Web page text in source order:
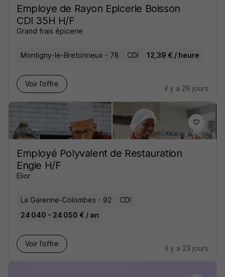
Employe de Rayon Epicerie Boisson
CDI 35H H/F
Grand frais épicerie
Montigny-le-Bretonneux - 78 CDI 12,39 € / heure
Voir l’offre
il y a 28 jours
Employé Polyvalent de Restauration
Engie H/F
Elior
La Garenne-Colombes - 92
CDI
24 040 - 24 050 € / an
Voir l’offre
il y a 23 jours